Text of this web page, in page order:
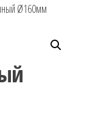
Ø160мм